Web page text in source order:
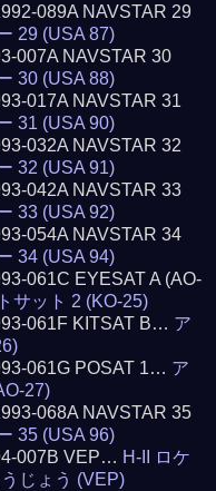
089A NAVSTAR 29
29 (USA 87)
007A NAVSTAR 30
30 (USA 88)
017A NAVSTAR 31
31 (USA 90)
032A NAVSTAR 32
32 (USA 91)
042A NAVSTAR 33
33 (USA 92)
054A NAVSTAR 34
34 (USA 94)
061C EYESAT A (AO-
サット 2 (KO-25)
061F KITSAT B… ア
061G POSAT 1… ア
27)
068A NAVSTAR 35
35 (USA 96)
007B VEP… H-II ロケ
じょう (VEP)